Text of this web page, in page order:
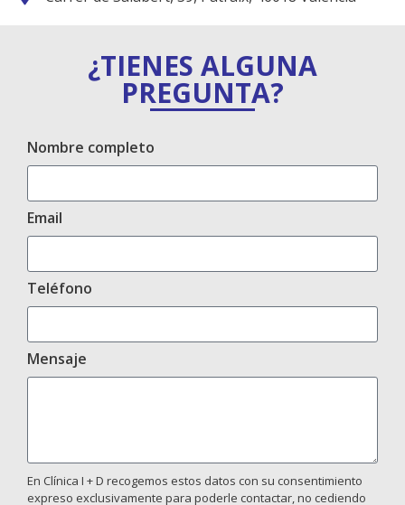
¿TIENES ALGUNA
PREGUNTA?
Nombre completo
Email
Teléfono
Mensaje
En Clínica I + D recogemos estos datos con su consentimiento
expreso exclusivamente para poderle contactar, no cediendo